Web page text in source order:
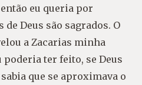
eu queria por
Deus são sagrados. O
a Zacarias minha
ter feito, se Deus
que se aproximava o